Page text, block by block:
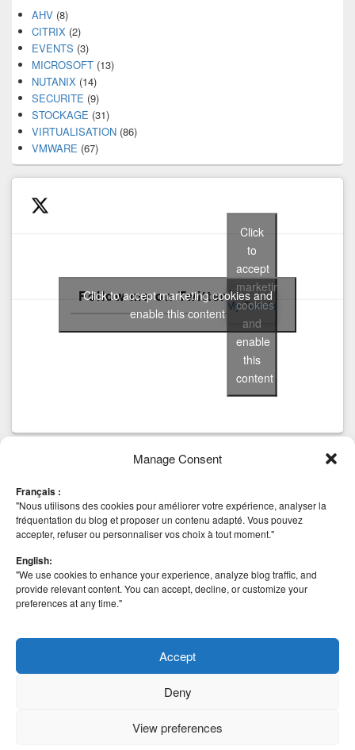
Manage Consent
Français :
"Nous utilisons des cookies pour améliorer votre expérience, analyser la
fréquentation du blog et proposer un contenu adapté. Vous pouvez
accepter, refuser ou personnaliser vos choix à tout moment."
English:
"We use cookies to enhance your experience, analyze blog traffic, and
provide relevant content. You can accept, decline, or customize your
preferences at any time."
Accept
Deny
View preferences
AHV (8)
CITRIX (2)
EVENTS (3)
MICROSOFT (13)
NUTANIX (14)
SECURITE (9)
STOCKAGE (31)
VIRTUALISATION (86)
VMWARE (67)
Follow me on TwitterMy Tweets
Click
to
accept
marketing
cookies
and
enable
this
content
Click to accept marketing cookies and
enable this content
AHVanti virus
Edition Deep Security 8 esxi HA Hyper-vinstallation
MICROSOFT Mise à jour NetApp Nutanix scvmm
Site Recovery Manager
VHD VHDX VIRTUALISATION VMDK VMFS 5 vmfs 5.58
VMWARE vSphere vSphere 5
ReplicationvSphere Web Client Windows 8 windows